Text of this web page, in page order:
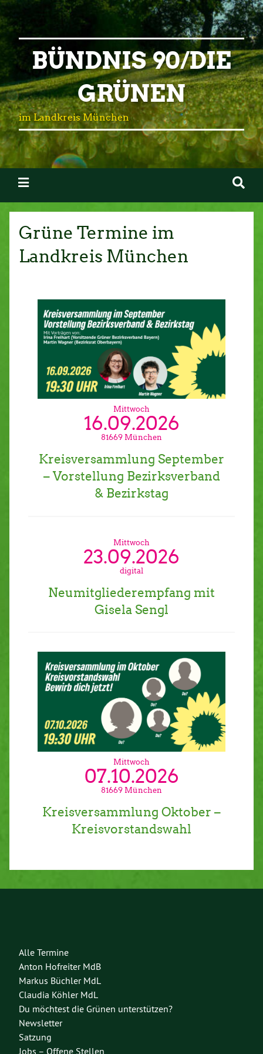
BÜNDNIS 90/DIE
GRÜNEN
im Landkreis München
Grüne Termine im
Landkreis München
Mittwoch
16.09.2026
81669 München
Kreisversammlung September
– Vorstellung Bezirksverband
& Bezirkstag
Mittwoch
23.09.2026
digital
Neumitgliederempfang mit
Gisela Sengl
Mittwoch
07.10.2026
81669 München
Kreisversammlung Oktober –
Kreisvorstandswahl
Alle Termine
Anton Hofreiter MdB
Markus Büchler MdL
Claudia Köhler MdL
Du möchtest die Grünen unterstützen?
Newsletter
Satzung
Jobs – Offene Stellen